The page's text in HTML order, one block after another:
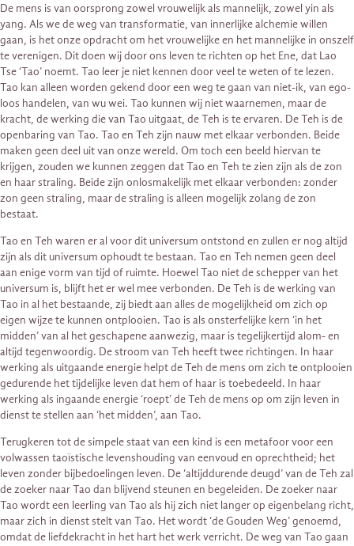
De mens is van oorsprong zowel vrouwelijk als mannelijk, zowel yin als
yang. Als we de weg van transformatie, van innerlijke alchemie willen
gaan, is het onze opdracht om het vrouwelijke en het mannelijke in onszelf
te verenigen. Dit doen wij door ons leven te richten op het Ene, dat Lao
Tse ‘Tao’ noemt. Tao leer je niet kennen door veel te weten of te lezen.
Tao kan alleen worden gekend door een weg te gaan van niet-ik, van ego-
loos handelen, van wu wei. Tao kunnen wij niet waarnemen, maar de
kracht, de werking die van Tao uitgaat, de Teh is te ervaren. De Teh is de
openbaring van Tao. Tao en Teh zijn nauw met elkaar verbonden. Beide
maken geen deel uit van onze wereld. Om toch een beeld hiervan te
krijgen, zouden we kunnen zeggen dat Tao en Teh te zien zijn als de zon
en haar straling. Beide zijn onlosmakelijk met elkaar verbonden: zonder
zon geen straling, maar de straling is alleen mogelijk zolang de zon
bestaat.
Tao en Teh waren er al voor dit universum ontstond en zullen er nog altijd
zijn als dit universum ophoudt te bestaan. Tao en Teh nemen geen deel
aan enige vorm van tijd of ruimte. Hoewel Tao niet de schepper van het
universum is, blijft het er wel mee verbonden. De Teh is de werking van
Tao in al het bestaande, zij biedt aan alles de mogelijkheid om zich op
eigen wijze te kunnen ontplooien. Tao is als onsterfelijke kern ‘in het
midden’ van al het geschapene aanwezig, maar is tegelijkertijd alom- en
altijd tegenwoordig. De stroom van Teh heeft twee richtingen. In haar
werking als uitgaande energie helpt de Teh de mens om zich te ontplooien
gedurende het tijdelijke leven dat hem of haar is toebedeeld. In haar
werking als ingaande energie ‘roept’ de Teh de mens op om zijn leven in
dienst te stellen aan ‘het midden’, aan Tao.
Terugkeren tot de simpele staat van een kind is een metafoor voor een
volwassen taoïstische levenshouding van eenvoud en oprechtheid; het
leven zonder bijbedoelingen leven. De ‘altijddurende deugd’ van de Teh zal
de zoeker naar Tao dan blijvend steunen en begeleiden. De zoeker naar
Tao wordt een leerling van Tao als hij zich niet langer op eigenbelang richt,
maar zich in dienst stelt van Tao. Het wordt ‘de Gouden Weg’ genoemd,
omdat de liefdekracht in het hart het werk verricht. De weg van Tao gaan